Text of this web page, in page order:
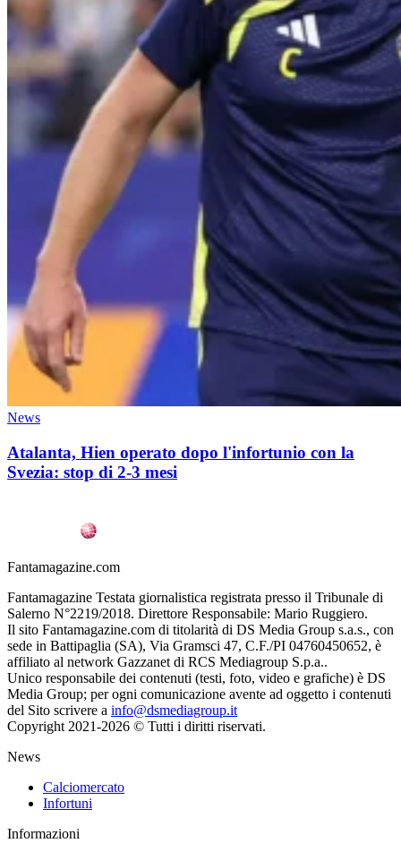
News
Atalanta, Hien operato dopo l'infortunio con la
Svezia: stop di 2-3 mesi
Fantamagazine.com
Fantamagazine Testata giornalistica registrata presso il Tribunale di
Salerno N°2219/2018. Direttore Responsabile: Mario Ruggiero.
Il sito Fantamagazine.com di titolarità di DS Media Group s.a.s., con
sede in Battipaglia (SA), Via Gramsci 47, C.F./PI 04760450652, è
affiliato al network Gazzanet di RCS Mediagroup S.p.a..
Unico responsabile dei contenuti (testi, foto, video e grafiche) è DS
Media Group; per ogni comunicazione avente ad oggetto i contenuti
del Sito scrivere a info@dsmediagroup.it
Copyright 2021-2026 © Tutti i diritti riservati.
News
Calciomercato
Infortuni
Informazioni